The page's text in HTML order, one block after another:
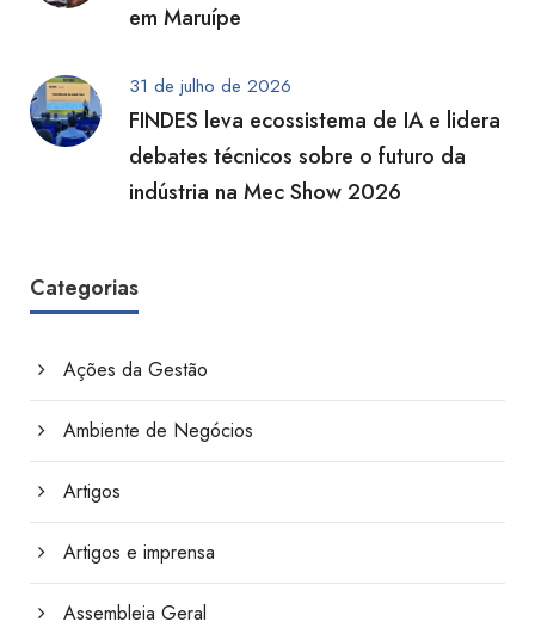
em Maruípe
31 de julho de 2026
FINDES leva ecossistema de IA e lidera
debates técnicos sobre o futuro da
indústria na Mec Show 2026
Categorias
Ações da Gestão
Ambiente de Negócios
Artigos
Artigos e imprensa
Assembleia Geral